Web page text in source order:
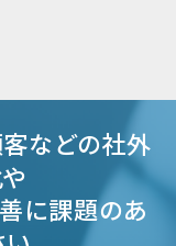
などの社外
に課題のあ